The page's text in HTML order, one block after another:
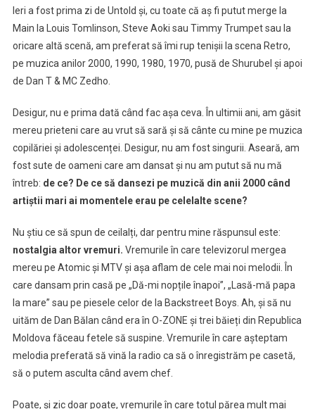
la
UNTOLD
pe
muzică
2000
când
artiști
mari
ai
Ieri a fost prima zi de Untold și, cu toate că aș fi putut merge la
Main la Louis Tomlinson, Steve Aoki sau Timmy Trumpet sau la
oricare altă scenă, am preferat să îmi rup tenișii la scena Retro,
pe muzica anilor 2000, 1990, 1980, 1970, pusă de Shurubel și apoi
de Dan T & MC Zedho.
Desigur, nu e prima dată când fac așa ceva. În ultimii ani, am găsit
mereu prieteni care au vrut să sară și să cânte cu mine pe muzica
copilăriei și adolescenței. Desigur, nu am fost singurii. Aseară, am
fost sute de oameni care am dansat și nu am putut să nu mă
întreb: de ce? De ce să dansezi pe muzică din anii 2000 când
artiștii mari ai momentele erau pe celelalte scene?
Nu știu ce să spun de ceilalți, dar pentru mine răspunsul este:
nostalgia altor vremuri. Vremurile în care televizorul mergea
mereu pe Atomic și MTV și așa aflam de cele mai noi melodii. În
care dansam prin casă pe „Dă-mi nopțile înapoi”, „Lasă-mă papa
la mare” sau pe piesele celor de la Backstreet Boys. Ah, și să nu
uităm de Dan Bălan când era în O-ZONE și trei băieți din Republica
Moldova făceau fetele să suspine. Vremurile în care așteptam
melodia preferată să vină la radio ca să o înregistrăm pe casetă,
să o putem asculta când avem chef.
Poate, și zic doar poate, vremurile în care totul părea mult mai